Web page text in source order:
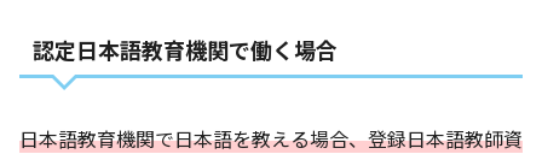
認定日本語教育機関で働く場合
日本語教育機関で日本語を教える場合、登録日本語教師資